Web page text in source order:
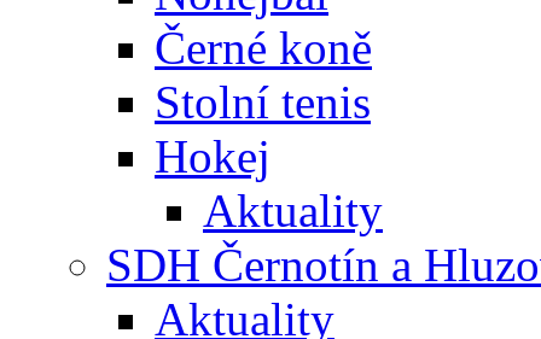
Černé koně
Stolní tenis
Hokej
Aktuality
SDH Černotín a
Aktuality